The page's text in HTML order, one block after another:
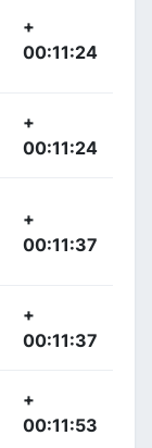
+
00:11:24
+
00:11:24
+
00:11:37
+
00:11:37
+
00:11:53